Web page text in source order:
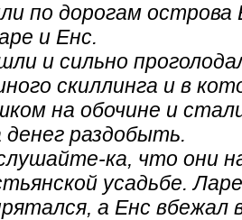
по дорогам острова
и Енс.
и сильно
скиллинга и в
на обочине и
раздобыть.
ка, что они
усадьбе.
а Енс вбежал